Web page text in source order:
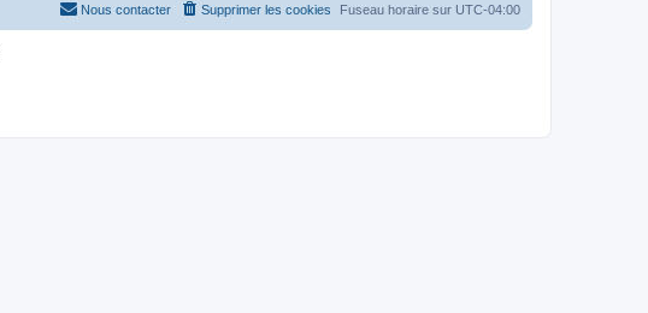
Fuseau horaire sur UTC-04:00
Supprimer les cookies
Nous contacter